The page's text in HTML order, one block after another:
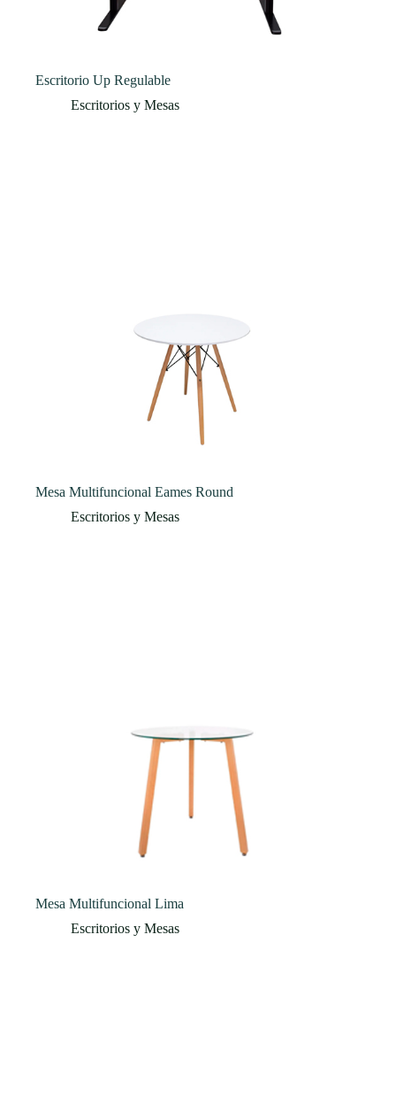
Escritorio Up Regulable
Escritorios y Mesas
Mesa Multifuncional Eames Round
Escritorios y Mesas
Mesa Multifuncional Lima
Escritorios y Mesas